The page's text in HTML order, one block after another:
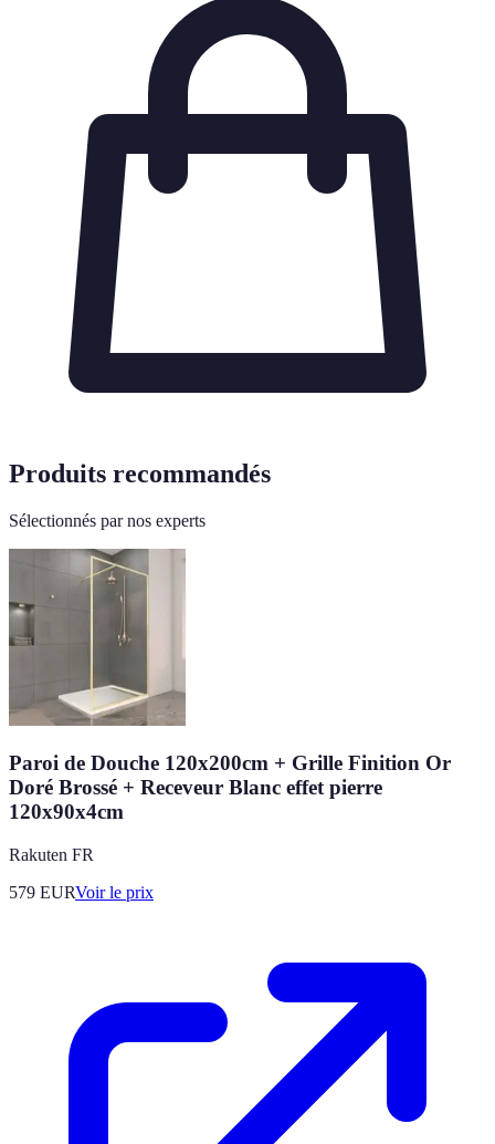
Produits recommandés
Sélectionnés par nos experts
Paroi de Douche 120x200cm + Grille Finition Or
Doré Brossé + Receveur Blanc effet pierre
120x90x4cm
Rakuten FR
579 EURVoir le prix